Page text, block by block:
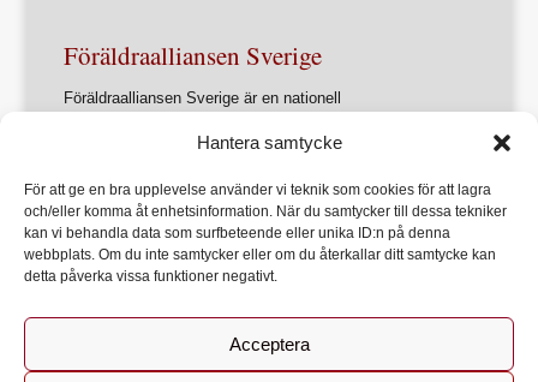
Hantera samtycke
För att ge en bra upplevelse använder vi teknik som cookies för att lagra
och/eller komma åt enhetsinformation. När du samtycker till dessa tekniker
kan vi behandla data som surfbeteende eller unika ID:n på denna
webbplats. Om du inte samtycker eller om du återkallar ditt samtycke kan
detta påverka vissa funktioner negativt.
Acceptera
Föräldraalliansen Sverige
Föräldraalliansen Sverige är en nationell
föräldrasammanslutningar.
Förbundets övergripande ändamål är att ur ett
föräldraperspektiv verka för en utveckling av samhället
som främjar varje barns allsidiga utveckling, lärande och
hälsa
Om Föräldraalliansen
Kontakt